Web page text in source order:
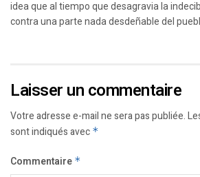
idea que al tiempo que desagravia la
contra una parte nada desdeñable del
Laisser un commentaire
Votre adresse e-mail ne sera pas publiée.
sont indiqués avec *
Commentaire *